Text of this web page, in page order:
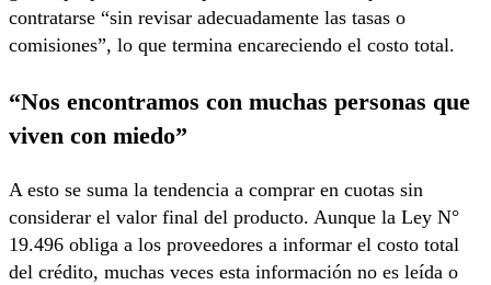
contratarse “sin revisar adecuadamente las tasas o
comisiones”, lo que termina encareciendo el costo total.
“Nos encontramos con muchas personas que
viven con miedo”
A esto se suma la tendencia a comprar en cuotas sin
considerar el valor final del producto. Aunque la Ley N°
19.496 obliga a los proveedores a informar el costo total
del crédito, muchas veces esta información no es leída o